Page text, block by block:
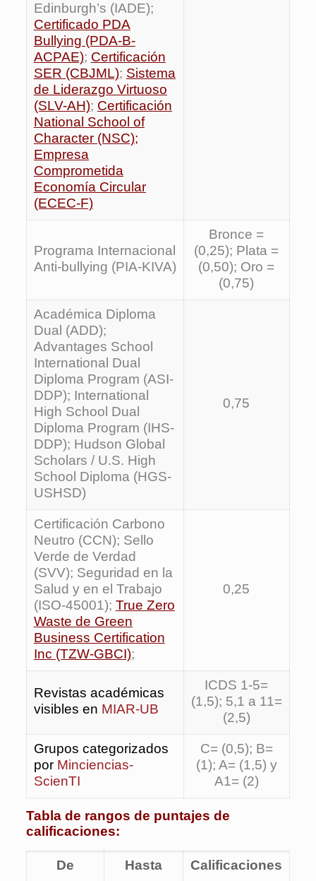
Edinburgh’s (IADE);
Certificado PDA
Bullying (PDA-B-
ACPAE); Certificación
SER (CBJML); Sistema
de Liderazgo Virtuoso
(SLV-AH); Certificación
National School of
Character (NSC);
Empresa
Comprometida
Economía Circular
(ECEC-F)
Programa Internacional
Anti-bullying (PIA-KIVA)
Bronce =
(0,25); Plata =
(0,50); Oro =
(0,75)
Académica Diploma
Dual (ADD);
Advantages School
International Dual
Diploma Program (ASI-
DDP); International
High School Dual
Diploma Program (IHS-
DDP); Hudson Global
Scholars / U.S. High
School Diploma (HGS-
USHSD)
0,75
Certificación Carbono
Neutro (CCN); Sello
Verde de Verdad
(SVV); Seguridad en la
Salud y en el Trabajo
(ISO-45001); True Zero
Waste de Green
Business Certification
Inc (TZW-GBCI);
0,25
Revistas académicas
visibles en MIAR-UB
ICDS 1-5=
(1,5); 5,1 a 11=
(2,5)
Grupos categorizados
por Minciencias-
ScienTI
C= (0,5); B=
(1); A= (1,5) y
A1= (2)
Tabla de rangos de puntajes de
calificaciones:
De Hasta Calificaciones